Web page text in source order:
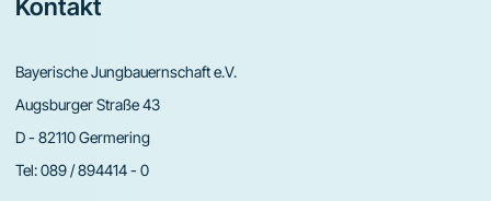
Footer
Kontakt
Bayerische Jungbauernschaft e.V.
Augsburger Straße 43
D - 82110 Germering
Tel:089 / 894414 - 0